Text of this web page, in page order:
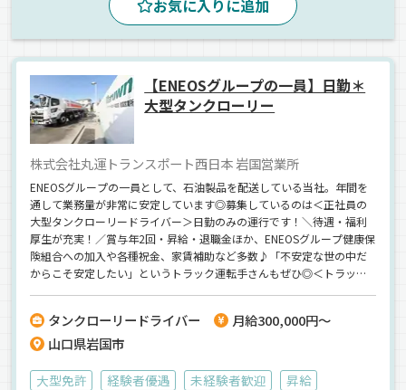
新車 ETC搭載
AT可
ドライブレコーダー
中距離 カーナビ搭載
地場
食品
建材 ウィング車 正社員
お気に入りに追加
【ENEOSグループの一員】日勤＊
大型タンクローリー
株式会社丸運トランスポート西日本 岩国営業所
ENEOSグループの一員として、石油製品を配送している当社。年間を
通して業務量が非常に安定しています◎募集しているのは＜正社員の
大型タンクローリードライバー＞日勤のみの運行です！＼待遇・福利
厚生が充実！／賞与年2回・昇給・退職金ほか、ENEOSグループ健康保
険組合への加入や各種祝金、家賃補助など多数♪「不安定な世の中だ
からこそ安定したい」というトラック運転手さんもぜひ◎＜トラック
タンクローリードライバー
月給300,000円～
山口県岩国市
大型免許 経験者優遇 未経験者歓迎
昇給